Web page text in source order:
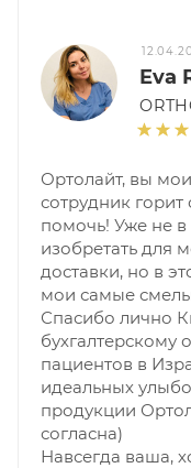
Eva
Ортолайт, вы
сотрудник
помочь! Уже не
изобретать для
доставки, но в
мои самые
Спасибо лично
бухгалтерскому
пациентов в
идеальных
продукции
согласна)
Навсегда ваша,